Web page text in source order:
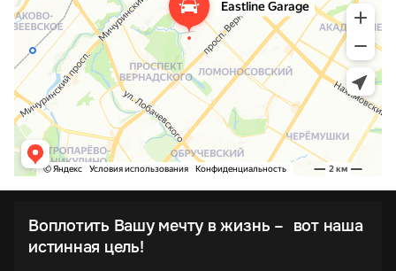
Воплотить Вашу мечту в жизнь – вот наша
истинная цель!